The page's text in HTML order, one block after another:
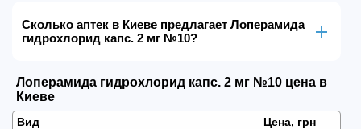
Сколько аптек в Киеве предлагает Лоперамида
гидрохлорид капс. 2 мг №10?
Лоперамида гидрохлорид капс. 2 мг №10 цена в
Киеве
Вид Цена, грн